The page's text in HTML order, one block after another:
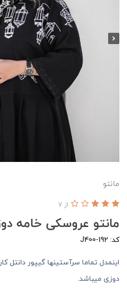
مانتو
مانتو عروسکی خامه
از 7
کد: J400-192
اینمدل تماما سرآستینها گیپور دانتل
دوزی میباشد.